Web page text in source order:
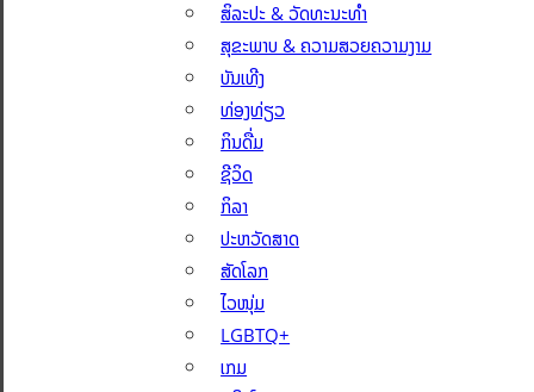
ສິລະປະ & ວັດທະນະທຳ
ສຸຂະພາບ & ຄວາມສວຍຄວາມງາມ
ບັນເທີງ
ທ່ອງທ່ຽວ
ກິນດື່ມ
ຊີວິດ
ກິລາ
ປະຫວັດສາດ
ສັດໂລກ
ໄວໜຸ່ມ
LGBTQ+
ເກມ